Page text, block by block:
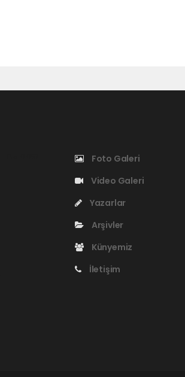
Foto Galeri
Video Galeri
Yazarlar
Arşivler
Künyemiz
İletişim